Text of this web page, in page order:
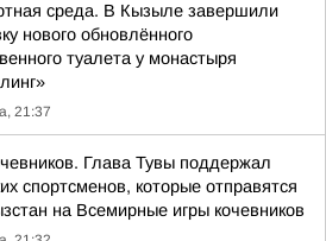
среда. В Кызыле завершили
нового обновлённого
туалета у монастыря
21:37
Глава Тувы поддержал
спортсменов, которые отправятся
на Всемирные игры кочевников